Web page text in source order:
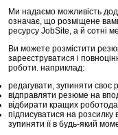
Ми надаємо можливість
означає, що розміщене
ресурсу JobSite, а й сотні
Ви можете розмістити
зареєструватися і
роботи. наприклад:
редагувати, зупиняти своє
відправляти резюме на
відбирати кращих
підписуватися на розсилку
зупиняти її в будь-який